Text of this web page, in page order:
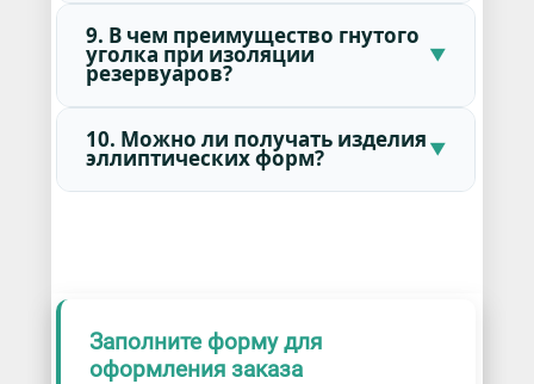
9. В чем преимущество гнутого
уголка при изоляции
резервуаров?
10. Можно ли получать изделия
эллиптических форм?
Заполните форму для
оформления заказа